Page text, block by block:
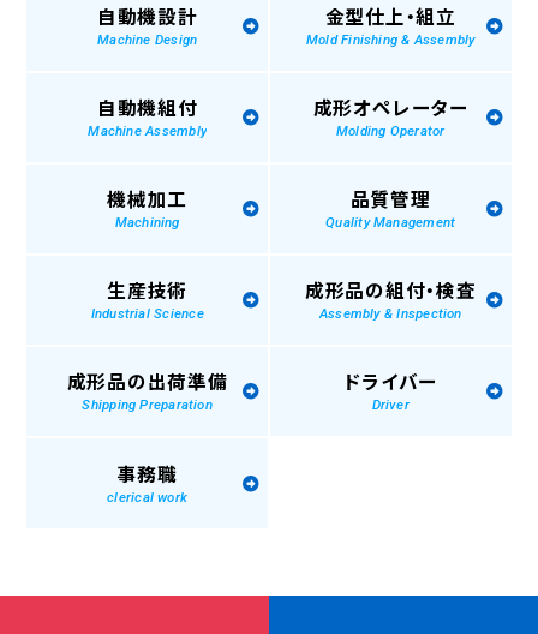
自動機設計
Machine Design
金型仕上・組立
Mold Finishing & Assembly
自動機組付
Machine Assembly
成形オペレーター
Molding Operator
機械加工
Machining
品質管理
Quality Management
生産技術
Industrial Science
成形品の組付・検査
Assembly & Inspection
成形品の出荷準備
Shipping Preparation
ドライバー
Driver
事務職
clerical work